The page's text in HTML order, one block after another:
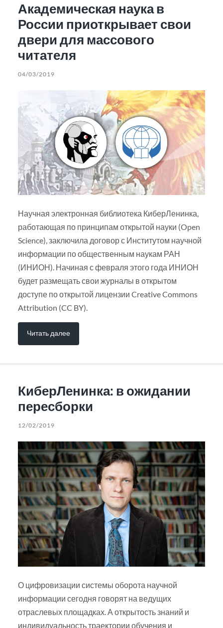
Академическая наука в
России приоткрывает свои
двери для массового
читателя
04/03/2019
Научная электронная библиотека КиберЛенинка,
работающая по принципам открытой науки (Open
Science), заключила договор с Институтом научной
информации по общественным наукам РАН
(ИНИОН). Начиная с февраля этого года ИНИОН
будет размещать свои журналы в открытом
доступе по открытой лицензии Creative Commons
Attribution (CC BY).
Читать далее
КиберЛенинка: в ожидании
пересборки
12/02/2019
О цифровизации системы оборота научной
информации сегодня говорят на ведущих
отраслевых площадках. А открытость знаний и
индивидуальность траектории обучения и